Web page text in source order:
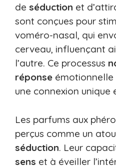
de séduction et
sont conçues pour
voméro-nasal, qui
cerveau, influençant
l’autre. Ce processus
réponse émotionnelle
une connexion unique
Les parfums aux
perçus comme un
séduction. Leur
sens et à éveiller